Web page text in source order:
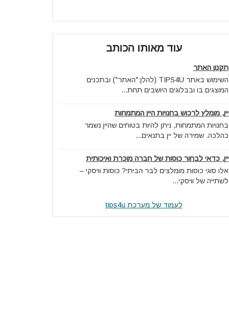
עוד מאותו הכותב
תקנון האתר
השימוש באתר TIPS4U (להלן:"האתר") ובתכנים
המוצגים בו ובבלוגים היושבים תחת...
יין, מומלץ לרכוש בחנויות היין המתמחות
בחנויות המתמחות, ניתן להיות בטוחים שהיין נשמר
כהלכה. שמירה של יין בתנאים...
יין, כדאי לבחור כוסות של חברה מוכרת ואיכותית
אלו סוגי כוסות מומלצים לבר הביתי? כוסות וויסקי –
לשתייה של וויסקי...
לעמוד של מערכת tips4u